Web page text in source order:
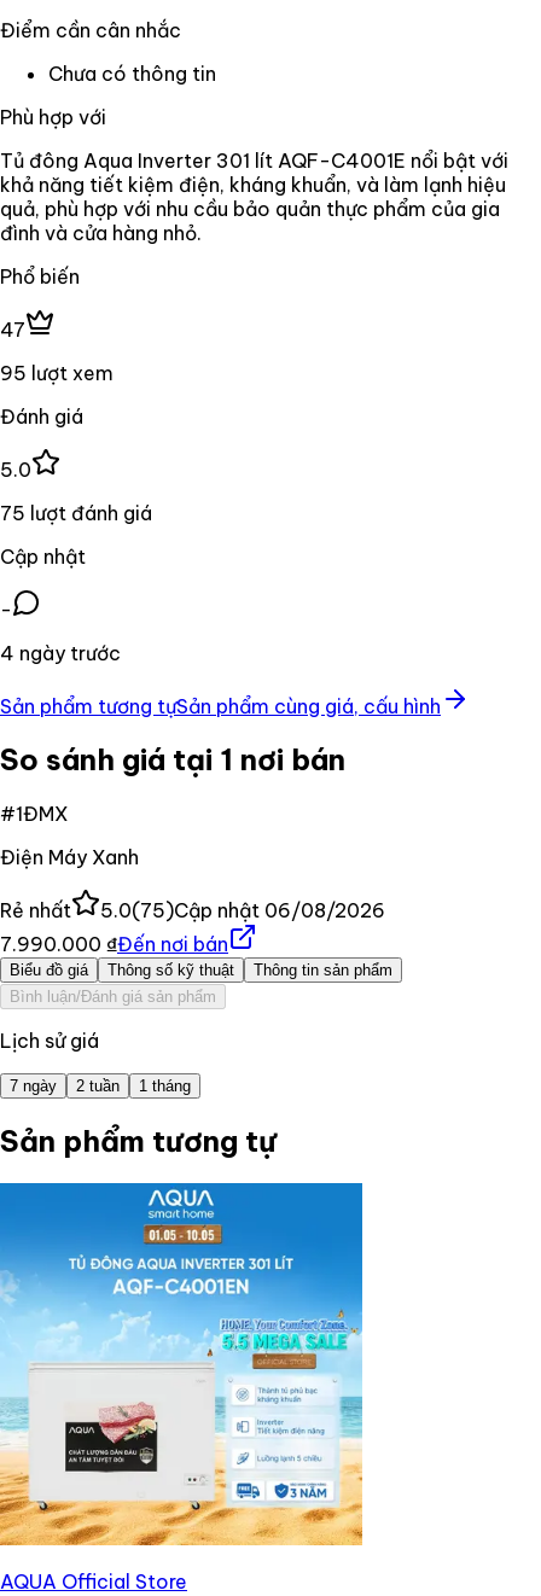
Điểm cần cân nhắc
Chưa có thông tin
Phù hợp với
Tủ đông Aqua Inverter 301 lít AQF-C4001E nổi bật với
khả năng tiết kiệm điện, kháng khuẩn, và làm lạnh hiệu
quả, phù hợp với nhu cầu bảo quản thực phẩm của gia
đình và cửa hàng nhỏ.
Phổ biến
47
95 lượt xem
Đánh giá
5.0
75 lượt đánh giá
Cập nhật
-
4 ngày trước
Sản phẩm tương tựSản phẩm cùng giá, cấu hình
So sánh giá tại 1 nơi bán
#1ĐMX
Điện Máy Xanh
Rẻ nhất 5.0(75)Cập nhật 06/08/2026
7.990.000 ₫Đến nơi bán
Biểu đồ giá Thông số kỹ thuật
Thông tin sản phẩm
Bình luận/Đánh giá sản phẩm
Lịch sử giá
7 ngày 2 tuần 1 tháng
Sản phẩm tương tự
AQUA Official Store